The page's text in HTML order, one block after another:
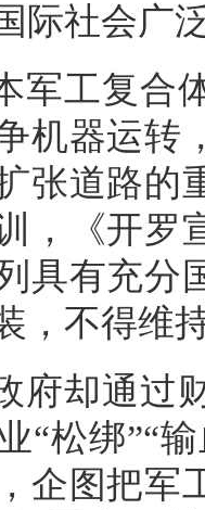
际社会广
军工复合
机器运转
张道路的
，《开罗
具有充分
，不得维
府却通过
“松绑”“
企图把军